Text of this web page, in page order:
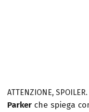
ATTENZIONE, SPOILER.
Parker che spiega